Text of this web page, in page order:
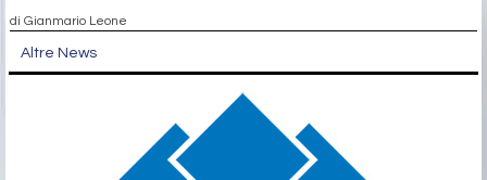
di Gianmario Leone
Altre News